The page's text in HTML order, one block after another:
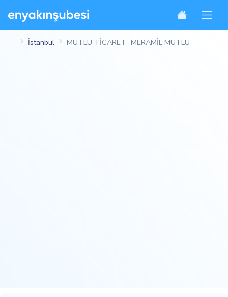
İstanbul MUTLU TİCARET- MERAMİL MUTLU